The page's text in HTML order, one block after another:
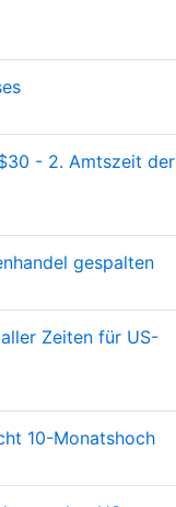
- 2. Amtszeit der
gespalten
Zeiten für US-
10-Monatshoch